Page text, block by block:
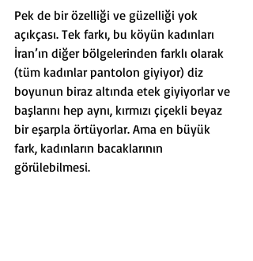
Pek de bir özelliği ve güzelliği yok
açıkçası. Tek farkı, bu köyün kadınları
İran’ın diğer bölgelerinden farklı olarak
(tüm kadınlar pantolon giyiyor) diz
boyunun biraz altında etek giyiyorlar ve
başlarını hep aynı, kırmızı çiçekli beyaz
bir eşarpla örtüyorlar. Ama en büyük
fark, kadınların bacaklarının
görülebilmesi.